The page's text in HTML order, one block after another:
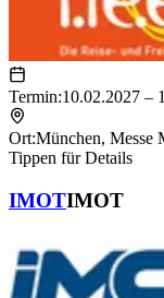
Termin:10.02.2027 –
Ort:München, Messe
Tippen für Details
IMOTIMOT